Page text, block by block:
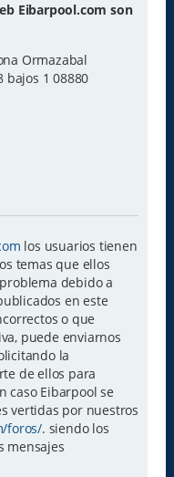
Eibarpool.com son
Ormazabal
bajos 1 08880
los usuarios tienen
temas que ellos
debido a
en este
o que
puede enviarnos
la
de ellos para
caso Eibarpool se
vertidas por nuestros
foros/. siendo los
mensajes